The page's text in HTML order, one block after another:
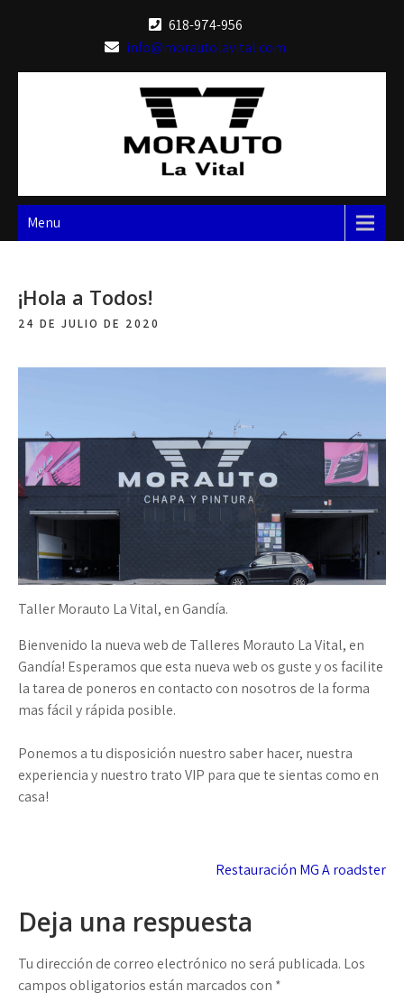
618-974-956
info@morautolavital.com
Menu
¡Hola a Todos!
24 DE JULIO DE 2020
Taller Morauto La Vital, en Gandía.
Bienvenido la nueva web de Talleres Morauto La Vital, en
Gandía! Esperamos que esta nueva web os guste y os facilite
la tarea de poneros en contacto con nosotros de la forma
mas fácil y rápida posible.
Ponemos a tu disposición nuestro saber hacer, nuestra
experiencia y nuestro trato VIP para que te sientas como en
casa!
entradas
Restauración MG A roadster
Deja una respuesta
Tu dirección de correo electrónico no será publicada. Los
campos obligatorios están marcados con *